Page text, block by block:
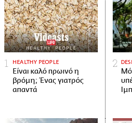
HEALTHY PEOPLE
Είναι καλό πρωινό η
βρόμη; Ένας γιατρός
απαντά